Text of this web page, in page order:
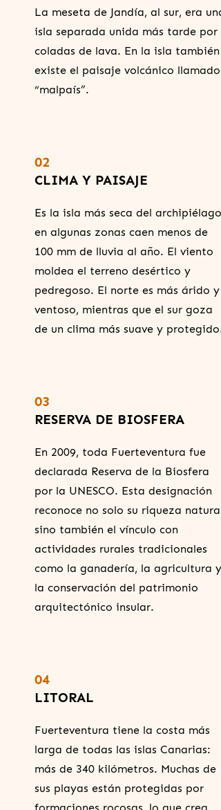
La meseta de Jandía, al sur, era una
isla separada unida más tarde por
coladas de lava. En la isla también
existe el paisaje volcánico llamado
“malpaís”.
02
CLIMA Y PAISAJE
Es la isla más seca del archipiélago:
en algunas zonas caen menos de
100 mm de lluvia al año. El viento
moldea el terreno desértico y
pedregoso. El norte es más árido y
ventoso, mientras que el sur goza
de un clima más suave y protegido.
03
RESERVA DE BIOSFERA
En 2009, toda Fuerteventura fue
declarada Reserva de la Biosfera
por la UNESCO. Esta designación
reconoce no solo su riqueza natural,
sino también el vínculo con
actividades rurales tradicionales
como la ganadería, la agricultura y
la conservación del patrimonio
arquitectónico insular.
04
LITORAL
Fuerteventura tiene la costa más
larga de todas las islas Canarias:
más de 340 kilómetros. Muchas de
sus playas están protegidas por